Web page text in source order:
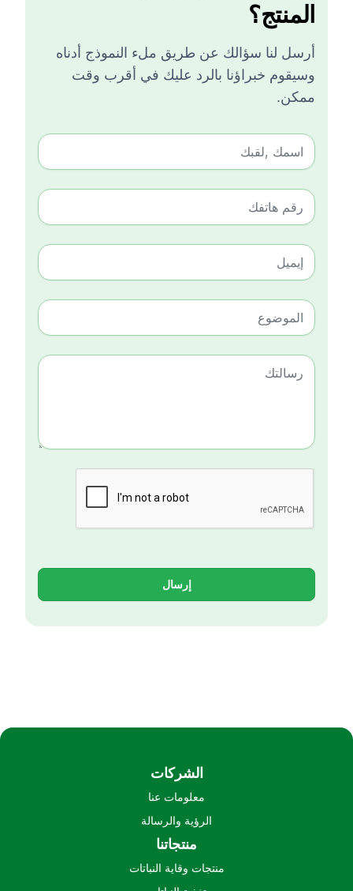
المنتج؟
أرسل لنا سؤالك عن طريق ملء النموذج أدناه
وسيقوم خبراؤنا بالرد عليك في أقرب وقت
ممكن.
إرسال
الشركات
معلومات عنا
الرؤية والرسالة
منتجاتنا
منتجات وقاية النباتات